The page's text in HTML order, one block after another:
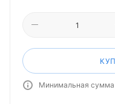
Минимальная сумма